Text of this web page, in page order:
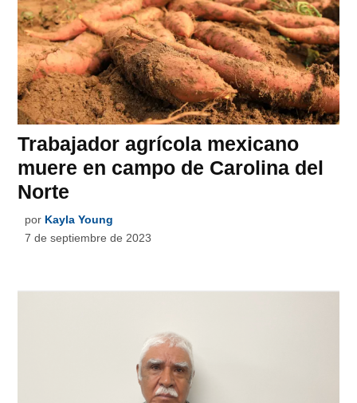
Trabajador agrícola mexicano
muere en campo de Carolina del
Norte
por Kayla Young
7 de septiembre de 2023